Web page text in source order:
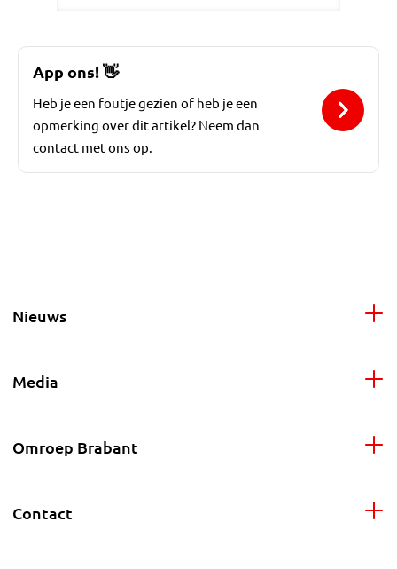
App ons!👋
Heb je een foutje gezien of heb je een
opmerking over dit artikel? Neem dan
contact met ons op.
Nieuws
Media
Omroep Brabant
Contact